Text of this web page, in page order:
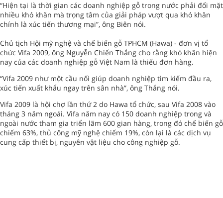
“Hiện tại là thời gian các doanh nghiệp gỗ trong nước phải đối mặt
nhiều khó khăn mà trọng tâm của giải pháp vượt qua khó khăn
chính là xúc tiến thương mại”, ông Biên nói.
Chủ tịch Hội mỹ nghệ và chế biến gỗ TPHCM (Hawa) - đơn vị tổ
chức Vifa 2009, ông Nguyễn Chiến Thắng cho rằng khó khăn hiện
nay của các doanh nghiệp gỗ Việt Nam là thiếu đơn hàng.
“Vifa 2009 như một cầu nối giúp doanh nghiệp tìm kiếm đầu ra,
xúc tiến xuất khẩu ngay trên sân nhà”, ông Thắng nói.
Vifa 2009 là hội chợ lần thứ 2 do Hawa tổ chức, sau Vifa 2008 vào
tháng 3 năm ngoái. Vifa năm nay có 150 doanh nghiệp trong và
ngoài nước tham gia triển lãm 600 gian hàng, trong đó chế biến gỗ
chiếm 63%, thủ công mỹ nghệ chiếm 19%, còn lại là các dịch vụ
cung cấp thiết bị, nguyên vật liệu cho công nghiệp gỗ.